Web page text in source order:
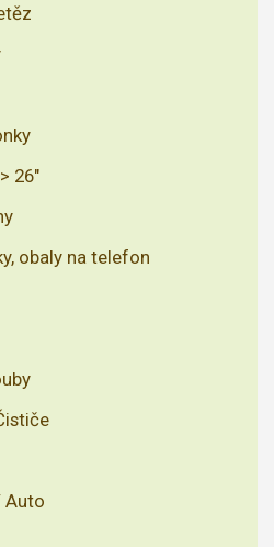
26"
obaly na telefon
Auto